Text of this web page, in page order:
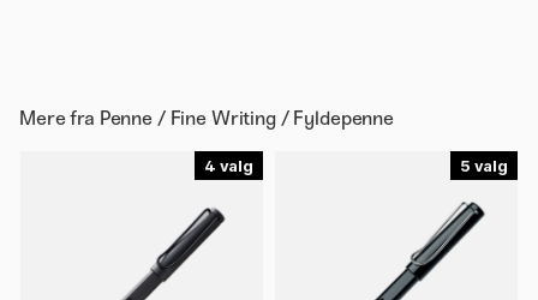
Mere fra Penne / Fine Writing / Fyldepenne
4 5